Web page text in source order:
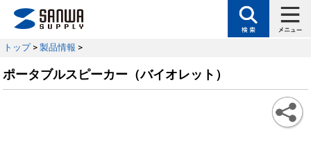
トップ> 製品情報 >
ポータブルスピーカー（バイオレット）